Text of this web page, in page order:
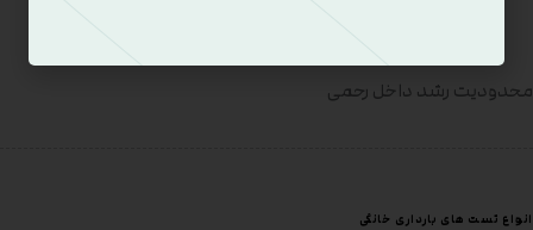
محدودیت رشد داخل رحمی
انواع تست های بارداری خانگی